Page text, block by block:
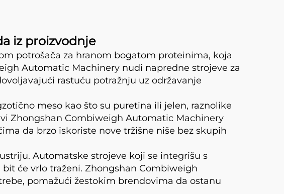
iz proizvodnje
potrošača za hranom bogatom proteinima, koja
Automatic Machinery nudi napredne strojeve za
rastuću potražnju uz održavanje
meso kao što su puretina ili jelen, raznolike
Zhongshan Combiweigh Automatic Machinery
da brzo iskoriste nove tržišne niše bez skupih
Automatske strojeve koji se integrišu s
će vrlo traženi. Zhongshan Combiweigh
pomažući žestokim brendovima da ostanu